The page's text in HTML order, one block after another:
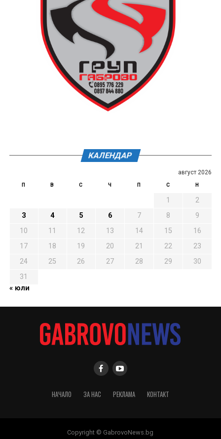
КАЛЕНДАР
август 2026
П В С Ч П С Н
1
2
3
4 5 6 7 8
9
10
11 12 13 14 15
16
17
18 19 20 21 22
23
24
25 26 27 28 29
30
31
« юли
НАЧАЛО ЗА НАС РЕКЛАМА КОНТАКТ
Copyright © GabrovoNews.bg